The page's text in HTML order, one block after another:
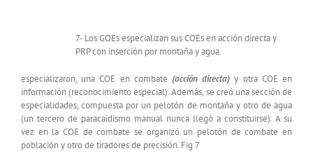
7- Los GOEs especializan sus COEs en acción directa y
PRP con inserción por montaña y agua.
especializaron, una COE en combate (acción directa) y otra COE en
información (reconocimiento especial). Además, se creó una sección de
especialidades, compuesta por un pelotón de montaña y otro de agua
(un tercero de paracaidismo manual nunca llegó a constituirse). A su
vez en la COE de combate se organizó un pelotón de combate en
población y otro de tiradores de precisión. Fig 7